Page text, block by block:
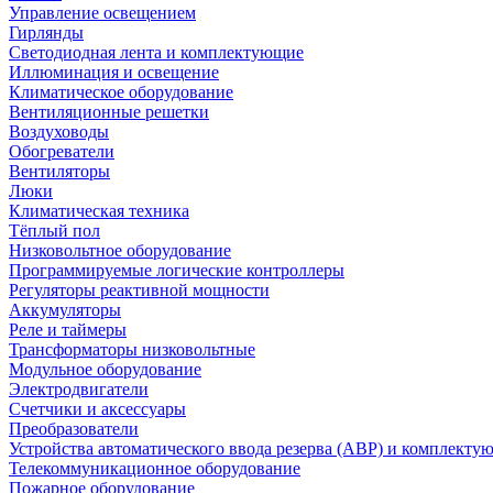
Управление освещением
Гирлянды
Светодиодная лента и комплектующие
Иллюминация и освещение
Климатическое оборудование
Вентиляционные решетки
Воздуховоды
Обогреватели
Вентиляторы
Люки
Климатическая техника
Тёплый пол
Низковольтное оборудование
Программируемые логические контроллеры
Регуляторы реактивной мощности
Аккумуляторы
Реле и таймеры
Трансформаторы низковольтные
Модульное оборудование
Электродвигатели
Счетчики и аксессуары
Преобразователи
Устройства автоматического ввода резерва (АВР) и
Телекоммуникационное оборудование
Пожарное оборудование